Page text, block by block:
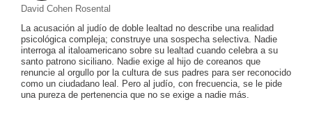
David Cohen Rosental
La acusación al judío de doble lealtad no describe una realidad
psicológica compleja; construye una sospecha selectiva. Nadie
interroga al italoamericano sobre su lealtad cuando celebra a su
santo patrono siciliano. Nadie exige al hijo de coreanos que
renuncie al orgullo por la cultura de sus padres para ser reconocido
como un ciudadano leal. Pero al judío, con frecuencia, se le pide
una pureza de pertenencia que no se exige a nadie más.